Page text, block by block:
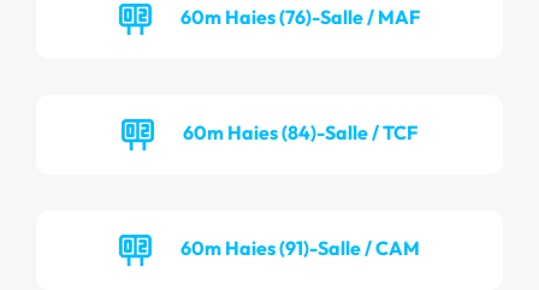
60m Haies (76)-Salle / MAF
60m Haies (84)-Salle / TCF
60m Haies (91)-Salle / CAM